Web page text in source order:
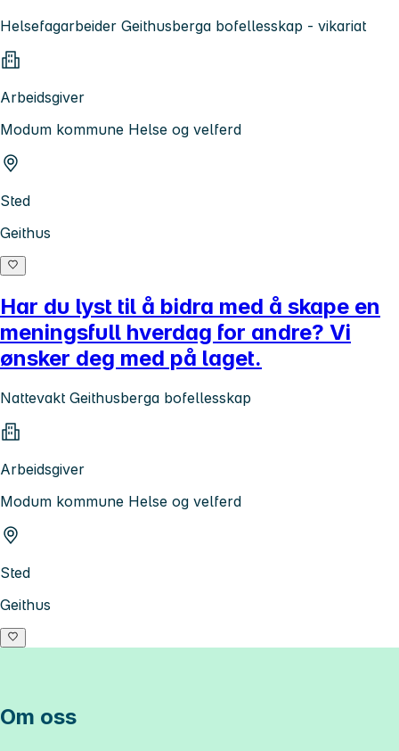
Helsefagarbeider Geithusberga bofellesskap - vikariat
Arbeidsgiver
Modum kommune Helse og velferd
Sted
Geithus
Har du lyst til å bidra med å skape en
meningsfull hverdag for andre? Vi
ønsker deg med på laget.
Nattevakt Geithusberga bofellesskap
Arbeidsgiver
Modum kommune Helse og velferd
Sted
Geithus
Om oss